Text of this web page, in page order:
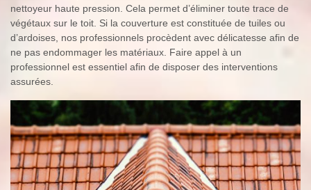
nettoyeur haute pression. Cela permet d’éliminer toute trace de
végétaux sur le toit. Si la couverture est constituée de tuiles ou
d’ardoises, nos professionnels procèdent avec délicatesse afin de
ne pas endommager les matériaux. Faire appel à un
professionnel est essentiel afin de disposer des interventions
assurées.